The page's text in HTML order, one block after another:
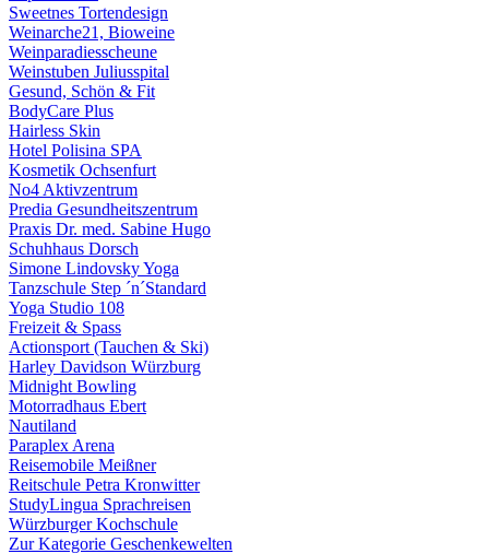
Sweetnes Tortendesign
Weinarche21, Bioweine
Weinparadiesscheune
Weinstuben Juliusspital
Gesund, Schön & Fit
BodyCare Plus
Hairless Skin
Hotel Polisina SPA
Kosmetik Ochsenfurt
No4 Aktivzentrum
Predia Gesundheitszentrum
Praxis Dr. med. Sabine Hugo
Schuhhaus Dorsch
Simone Lindovsky Yoga
Tanzschule Step ´n´Standard
Yoga Studio 108
Freizeit & Spass
Actionsport (Tauchen & Ski)
Harley Davidson Würzburg
Midnight Bowling
Motorradhaus Ebert
Nautiland
Paraplex Arena
Reisemobile Meißner
Reitschule Petra Kronwitter
StudyLingua Sprachreisen
Würzburger Kochschule
Zur Kategorie Geschenkewelten